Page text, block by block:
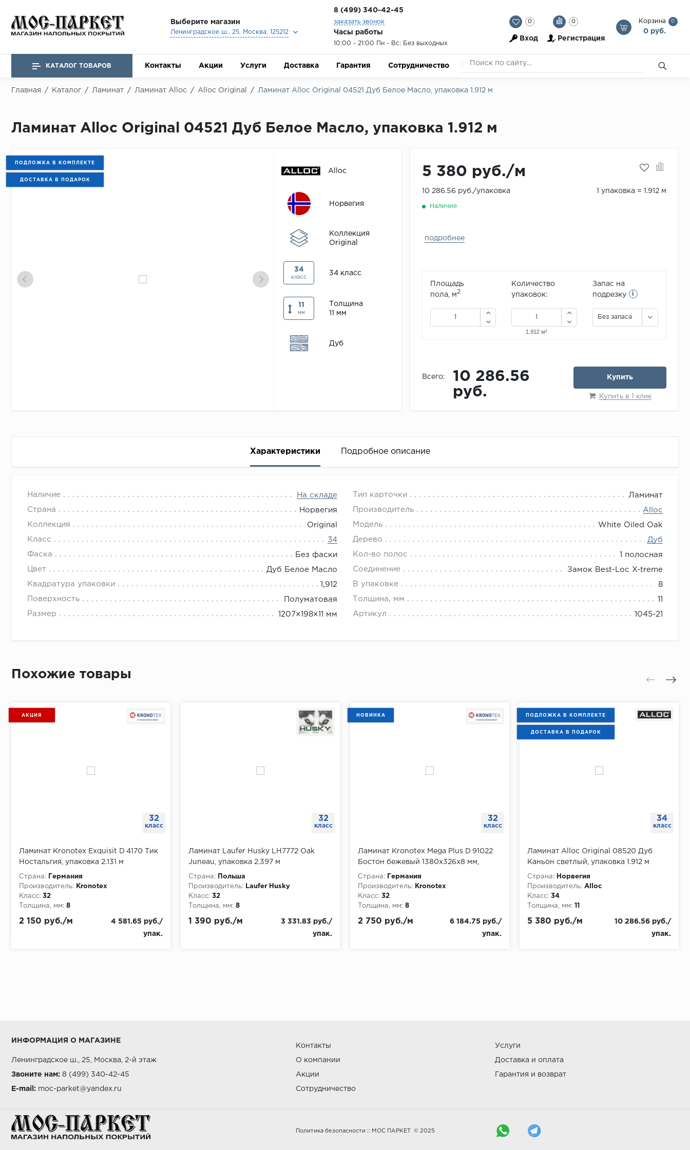
Выберите магазин
Ленинградское ш., 25, Москва, 125212
8 (499) 340-42-45
заказать звонок
Часы работы
10:00 - 21:00 Пн - Вс: Без выходных
0 0
Вход Регистрация
Корзина 0
0 руб.
КАТАЛОГ ТОВАРОВ Контакты Акции Услуги Доставка Гарантия Сотрудничество
Главная / Каталог / Ламинат / Ламинат Alloc / Alloc Original / Ламинат Alloc Original 04521 Дуб Белое Масло, упаковка 1.912 м
Ламинат Alloc Original 04521 Дуб Белое Масло, упаковка 1.912 м
ПОДЛОЖКА В КОМПЛЕКТЕ
ДОСТАВКА В ПОДАРОК
Alloc
Норвегия
Коллекция
Original
34
класс
34 класс
11
мм
Толщина
11 мм
Дуб
5 380 руб./м
10 286.56 руб./упаковка 1 упаковка = 1.912 м
Наличие
подробнее
Площадь
пола, м2
Количество
упаковок:
Запас на
подрезку
i
Без запаса
Всего:
10 286.56
руб.
Купить
Купить в 1 клик
Характеристики Подробное описание
Наличие На складе Тип карточки Ламинат
Страна Норвегия Производитель Alloc
Коллекция Original Модель White Oiled Oak
Класс 34 Дерево Дуб
Фаска Без фаски Кол-во полос 1 полосная
Цвет Дуб Белое Масло Соединение Замок Best-Loc X-treme
Квадратура упаковки 1,912 В упаковке 8
Поверхность Полуматовая Толщина, мм
Размер 1207×198×11 мм Артикул 1045-21
Похожие товары
32
класс
АКЦИЯ
Ламинат Kronotex Exquisit D 4170 Тик
Ностальгия, упаковка 2.131 м
Страна:
Германия
Производитель:
Kronotex
Класс: 32
Толщина, мм: 8
2 150 руб./м
4 581.65 руб./
упак.
32
класс
Ламинат Laufer Husky LH7772 Oak
Juneau, упаковка 2.397 м
Страна:
Польша
Производитель:
Laufer Husky
Класс: 32
Толщина, мм: 8
1 390 руб./м
3 331.83 руб./
упак.
32
класс
НОВИНКА
Ламинат Kronotex Mega Plus D 91022
Бостон бежевый 1380x326x8 мм,
упаковка 2,249 м
Страна:
Германия
Производитель:
Kronotex
Класс: 32
Толщина, мм: 8
2 750 руб./м
6 184.75 руб./
упак.
34
класс
ПОДЛОЖКА В КОМПЛЕКТЕ
ДОСТАВКА В ПОДАРОК
Ламинат Alloc Original 08520 Дуб
Каньон светлый, упаковка 1.912 м
Страна:
Норвегия
Производитель: Alloc
Класс: 34
Толщина, мм: 11
5 380 руб./м
10 286.56 руб./
упак.
ИНФОРМАЦИЯ О МАГАЗИНЕ
Ленинградское ш., 25, Москва, 2-й этаж
Звоните нам: 8 (499) 340-42-45
E-mail: moc-parket@yandex.ru
Контакты
О компании
Акции
Сотрудничество
Услуги
Доставка и оплата
Гарантия и возврат
Политика безопасности :: МОС ПАРКЕТ © 2025